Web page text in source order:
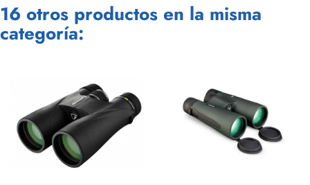
16 otros productos en la misma
categoría: